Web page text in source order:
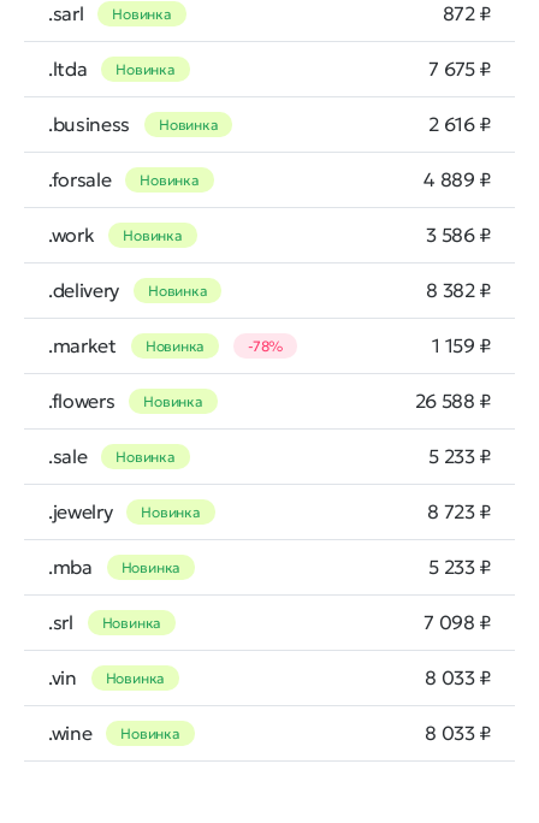
.sarl Новинка 872 ₽
.ltda Новинка 7 675 ₽
.business Новинка 2 616 ₽
.forsale Новинка 4 889 ₽
.work Новинка 3 586 ₽
.delivery Новинка 8 382 ₽
.market Новинка -78% 1 159 ₽
.flowers Новинка 26 588 ₽
.sale Новинка 5 233 ₽
.jewelry Новинка 8 723 ₽
.mba Новинка 5 233 ₽
.srl Новинка 7 098 ₽
.vin Новинка 8 033 ₽
.wine Новинка 8 033 ₽